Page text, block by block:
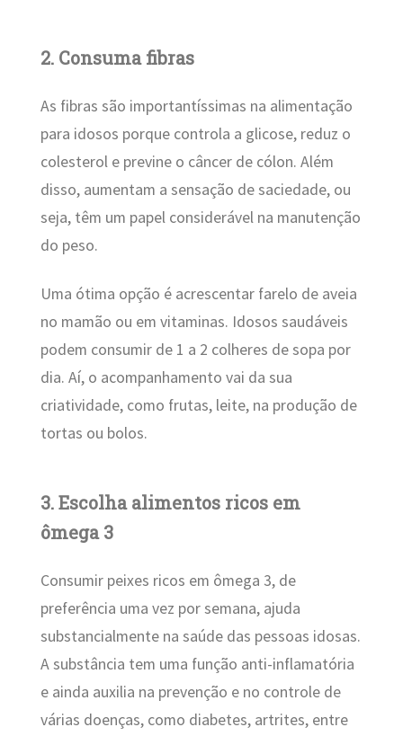
2. Consuma fibras
As fibras são importantíssimas na alimentação
para idosos porque controla a glicose, reduz o
colesterol e previne o câncer de cólon. Além
disso, aumentam a sensação de saciedade, ou
seja, têm um papel considerável na manutenção
do peso.
Uma ótima opção é acrescentar farelo de aveia
no mamão ou em vitaminas. Idosos saudáveis
podem consumir de 1 a 2 colheres de sopa por
dia. Aí, o acompanhamento vai da sua
criatividade, como frutas, leite, na produção de
tortas ou bolos.
3. Escolha alimentos ricos em
ômega 3
Consumir peixes ricos em ômega 3, de
preferência uma vez por semana, ajuda
substancialmente na saúde das pessoas idosas.
A substância tem uma função anti-inflamatória
e ainda auxilia na prevenção e no controle de
várias doenças, como diabetes, artrites, entre